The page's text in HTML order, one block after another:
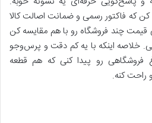
که فاکتور رسمی و ضمانت اصالت کالا
قیمت چند فروشگاه رو با هم مقایسه کن
خلاصه اینکه با یه کم دقت و پرس‌وجو
فروشگاهی رو پیدا کنی که هم قطعه
راحت کنه.